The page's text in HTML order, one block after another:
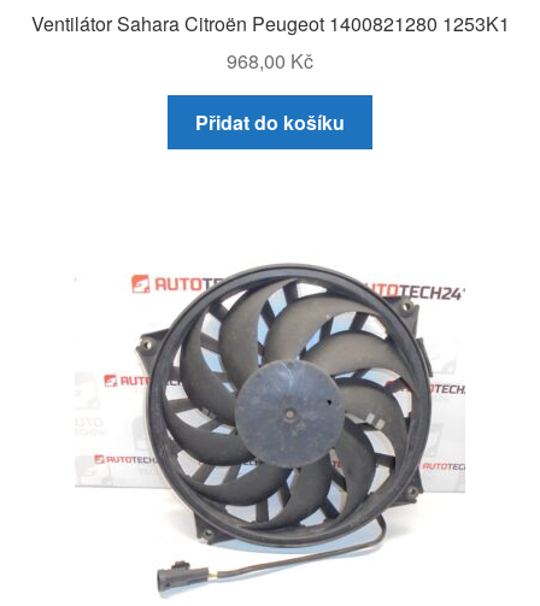
Ventilátor Sahara Citroën Peugeot 1400821280 1253K1
968,00 Kč
Přidat do košíku